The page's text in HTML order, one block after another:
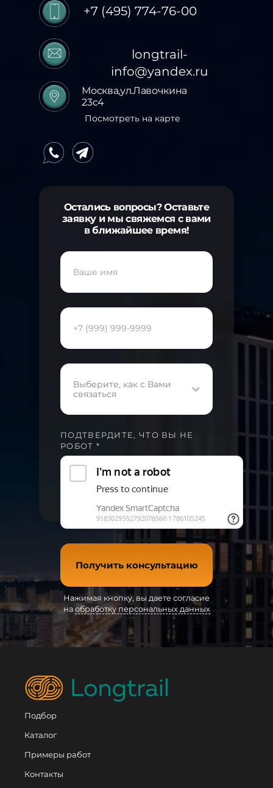
Москва,ул.Лавочкина
23с4
Остались вопросы? Оставьте
заявку и мы свяжемся с вами
в ближайшее время!
Выберите, как с Вами
связаться
ПОДТВЕРДИТЕ, ЧТО ВЫ НЕ
РОБОТ *
Получить консультацию
Нажимая кнопку, вы даете согласие
на обработку персональных данных
Посмотреть на карте
+7 (495) 774-76-00
longtrail-
info@yandex.ru
Подбор
Каталог
Примеры работ
Контакты